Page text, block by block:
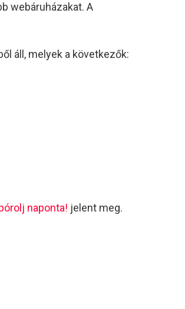
webáruházakat. A
áll, melyek a következők:
naponta! jelent meg.